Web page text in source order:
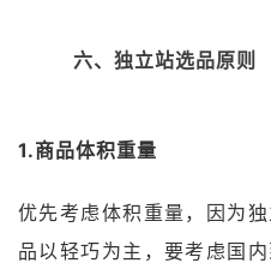
六、独立站选品原则
1.商品体积重量
优先考虑体积重量，因为
品以轻巧为主，要考虑国